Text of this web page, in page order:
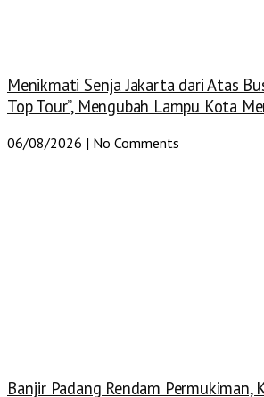
Menikmati Senja Jakarta dari Atas
Top Tour”, Mengubah Lampu Kota
06/08/2026 No Comments
Banjir Padang Rendam Permukiman,